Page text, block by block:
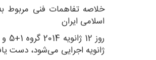
خلاصه تفاهمات فنی مربوط
اسلامی ایران
ژانویه اجرایی می‌شود، دست